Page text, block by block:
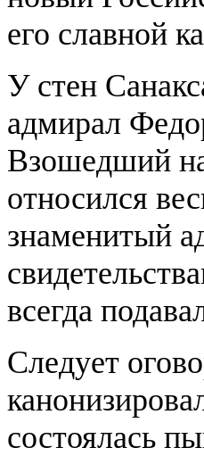
его славной
У стен
адмирал
Взошедший
относился
знаменитый
всегда
Следует
состоялась